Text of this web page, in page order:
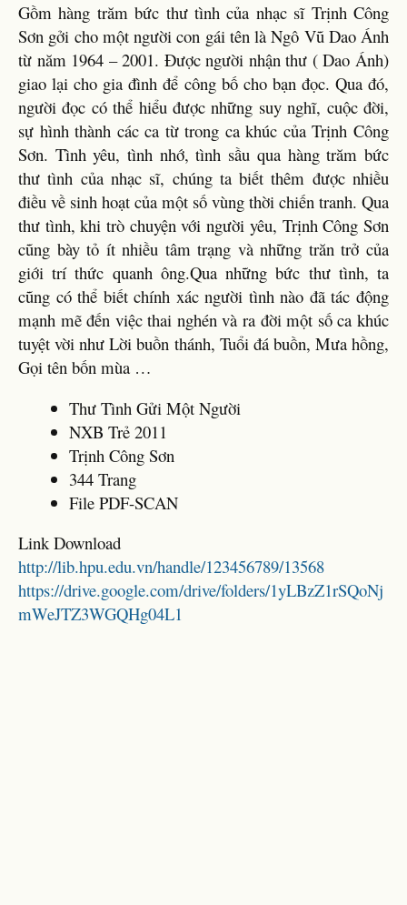
Gồm hàng trăm bức thư tình của nhạc sĩ Trịnh Công
Sơn gởi cho một người con gái tên là Ngô Vũ Dao Ánh
từ năm 1964 – 2001. Được người nhận thư ( Dao Ánh)
giao lại cho gia đình để công bố cho bạn đọc. Qua đó,
người đọc có thể hiểu được những suy nghĩ, cuộc đời,
sự hình thành các ca từ trong ca khúc của Trịnh Công
Sơn. Tình yêu, tình nhớ, tình sầu qua hàng trăm bức
thư tình của nhạc sĩ, chúng ta biết thêm được nhiều
điều về sinh hoạt của một số vùng thời chiến tranh. Qua
thư tình, khi trò chuyện với người yêu, Trịnh Công Sơn
cũng bày tỏ ít nhiều tâm trạng và những trăn trở của
giới trí thức quanh ông.Qua những bức thư tình, ta
cũng có thể biết chính xác người tình nào đã tác động
mạnh mẽ đến việc thai nghén và ra đời một số ca khúc
tuyệt vời như Lời buồn thánh, Tuổi đá buồn, Mưa hồng,
Gọi tên bốn mùa …
Thư Tình Gửi Một Người
NXB Trẻ 2011
Trịnh Công Sơn
344 Trang
File PDF-SCAN
Link Download
http://lib.hpu.edu.vn/handle/123456789/13568
https://drive.google.com/drive/folders/1yLBzZ1rSQoNj
mWeJTZ3WGQHg04L1